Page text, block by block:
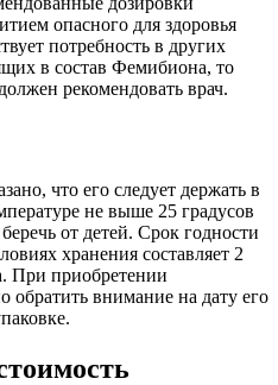
опасного для здоровья
потребность в других
в состав Фемибиона, то
рекомендовать врач.
что его следует держать в
не выше 25 градусов
от детей. Срок годности
хранения составляет 2
При приобретении
обратить внимание на дату его